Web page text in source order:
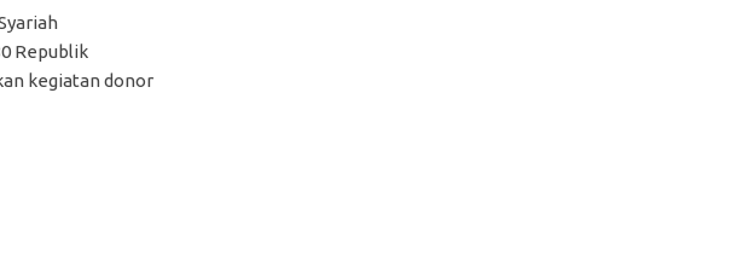
Republik
kegiatan donor